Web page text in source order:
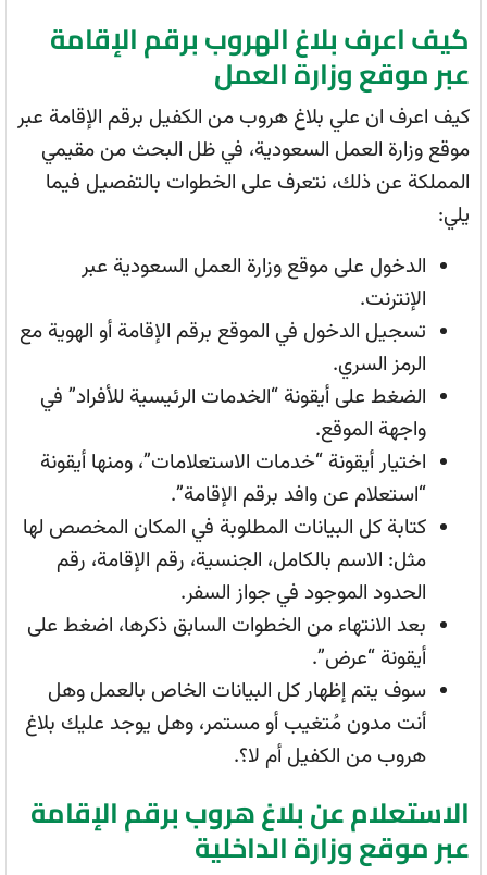
كيف اعرف بلاغ الهروب برقم الإقامة
عبر موقع وزارة العمل
كيف اعرف ان علي بلاغ هروب من الكفيل برقم الإقامة عبر
موقع وزارة العمل السعودية، في ظل البحث من مقيمي
المملكة عن ذلك، نتعرف على الخطوات بالتفصيل فيما
يلي:
الدخول على موقع وزارة العمل السعودية عبر
الإنترنت.
تسجيل الدخول في الموقع برقم الإقامة أو الهوية مع
الرمز السري.
الضغط على أيقونة “الخدمات الرئيسية للأفراد” في
واجهة الموقع.
اختيار أيقونة “خدمات الاستعلامات”، ومنها أيقونة
“استعلام عن وافد برقم الإقامة”.
كتابة كل البيانات المطلوبة في المكان المخصص لها
مثل: الاسم بالكامل، الجنسية، رقم الإقامة، رقم
الحدود الموجود في جواز السفر.
بعد الانتهاء من الخطوات السابق ذكرها، اضغط على
أيقونة “عرض”.
سوف يتم إظهار كل البيانات الخاص بالعمل وهل
أنت مدون مُتغيب أو مستمر، وهل يوجد عليك بلاغ
هروب من الكفيل أم لا؟.
الاستعلام عن بلاغ هروب برقم الإقامة
عبر موقع وزارة الداخلية